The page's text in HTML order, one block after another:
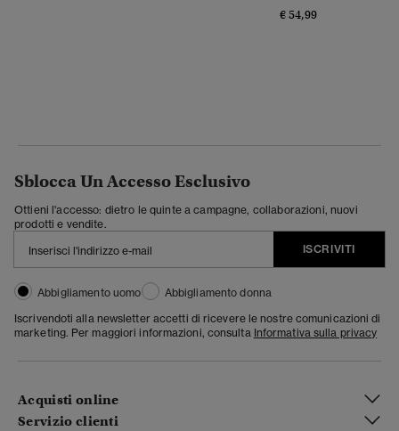
€ 54,99
Sblocca Un Accesso Esclusivo
Ottieni l'accesso: dietro le quinte a campagne, collaborazioni, nuovi
prodotti e vendite.
ISCRIVITI
Abbigliamento uomo
Abbigliamento donna
Iscrivendoti alla newsletter accetti di ricevere le nostre comunicazioni di
marketing. Per maggiori informazioni, consulta Informativa sulla privacy
Acquisti online
Servizio clienti